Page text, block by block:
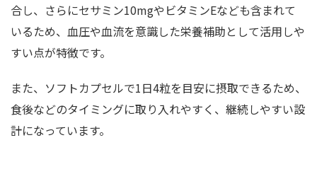
合し、さらにセサミン10mgやビタミンEなども含まれて
いるため、血圧や血流を意識した栄養補助として活用しや
すい点が特徴です。
また、ソフトカプセルで1日4粒を目安に摂取できるため、
食後などのタイミングに取り入れやすく、継続しやすい設
計になっています。